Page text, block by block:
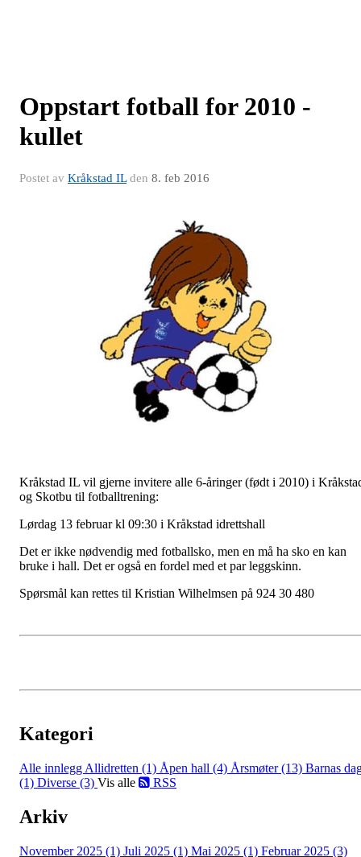
Oppstart fotball for 2010 -
kullet
Postet av Kråkstad ILden 8. feb 2016
Kråkstad IL vil gjerne invitere alle 6-åringer (født i 2010) i
og Skotbu til fotballtrening:
Lørdag 13 februar kl 09:30 i Kråkstad idrettshall
Det er ikke nødvendig med fotballsko, men en må ha sko en kan
bruke i hall. Det er også en fordel med et par leggskinn.
Spørsmål kan rettes til Kristian Wilhelmsen på 924 30 480
Kategori
Alle innlegg Allidretten (1) Åpen hall (4) Årsmøter (13) Barnas
(1) Diverse (3) Vis alle RSS
Arkiv
November 2025 (1) Juli 2025 (1) Mai 2025 (1) Februar 2025 (3)